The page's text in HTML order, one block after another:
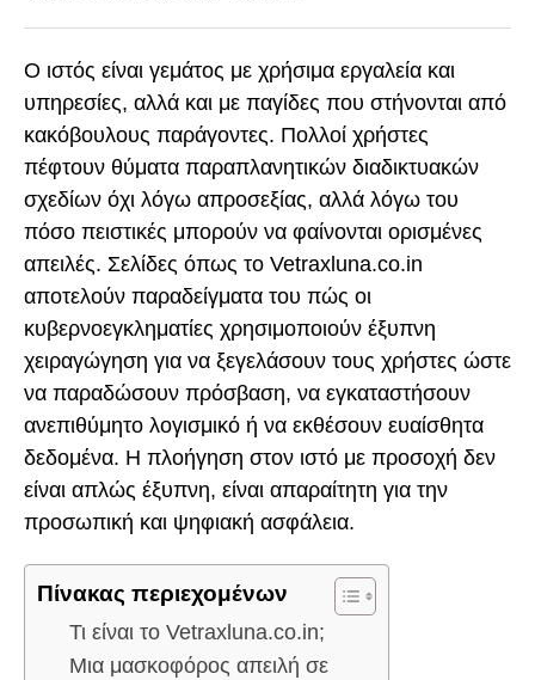
Ο ιστός είναι γεμάτος με χρήσιμα εργαλεία και
υπηρεσίες, αλλά και με παγίδες που στήνονται από
κακόβουλους παράγοντες. Πολλοί χρήστες
πέφτουν θύματα παραπλανητικών διαδικτυακών
σχεδίων όχι λόγω απροσεξίας, αλλά λόγω του
πόσο πειστικές μπορούν να φαίνονται ορισμένες
απειλές. Σελίδες όπως το Vetraxluna.co.in
αποτελούν παραδείγματα του πώς οι
κυβερνοεγκληματίες χρησιμοποιούν έξυπνη
χειραγώγηση για να ξεγελάσουν τους χρήστες ώστε
να παραδώσουν πρόσβαση, να εγκαταστήσουν
ανεπιθύμητο λογισμικό ή να εκθέσουν ευαίσθητα
δεδομένα. Η πλοήγηση στον ιστό με προσοχή δεν
είναι απλώς έξυπνη, είναι απαραίτητη για την
προσωπική και ψηφιακή ασφάλεια.
Πίνακας περιεχομένων
Τι είναι το Vetraxluna.co.in;
Μια μασκοφόρος απειλή σε